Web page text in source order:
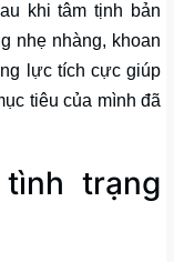
khi tâm tịnh bản
nhẹ nhàng, khoan
lực tích cực giúp
tiêu của mình đã
trạng